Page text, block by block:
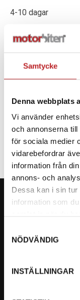
Samtycke
Denna webbplats
Vi använder
och annonserna
för sociala medier
vidarebefordrar
information från
annons- och
Dessa kan i sin tur
information som
NÖDVÄNDIG
INSTÄLLNINGAR
4-10 dagar
KONTAKTA OSS
Org. nummer:
023-13366